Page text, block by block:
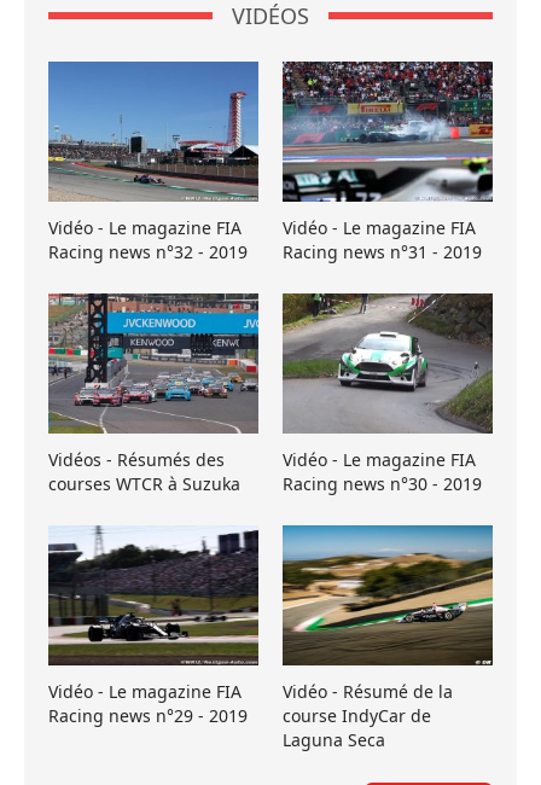
VIDÉOS
Vidéo - Le magazine FIA
Racing news n°32 - 2019
Vidéo - Le magazine FIA
Racing news n°31 - 2019
Vidéos - Résumés des
courses WTCR à Suzuka
Vidéo - Le magazine FIA
Racing news n°30 - 2019
Vidéo - Le magazine FIA
Racing news n°29 - 2019
Vidéo - Résumé de la
course IndyCar de
Laguna Seca